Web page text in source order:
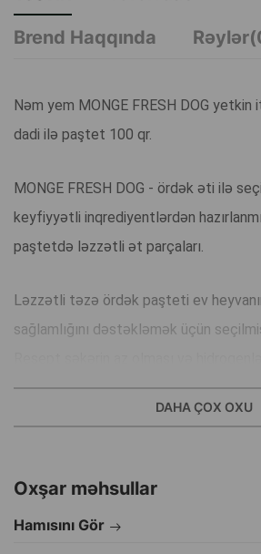
Brend Haqqında
Nəm yem MONGE FRESH DOG
dadi ilə paştet 100 qr.
MONGE FRESH DOG - ördək əti ilə
keyfiyyətli inqrediyentlərdən
paştetdə ləzzətli ət parçaları.
Ləzzətli təzə ördək paşteti ev
sağlamlığını dəstəkləmək üçün
olmaması üçün nəzərdə tutulub.
Qəddarlıq üçün sınaqdan
Tərkibində süni rənglər yoxdur;
DAHA ÇOX OXU
Oxşar məhsullar
Hamısını Gör